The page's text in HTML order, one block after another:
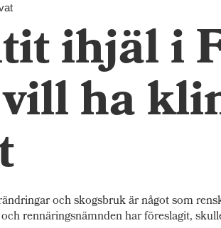
ihjäl i
ha
och skogsbruk är något som
rennäringsnämnden har föreslagit,